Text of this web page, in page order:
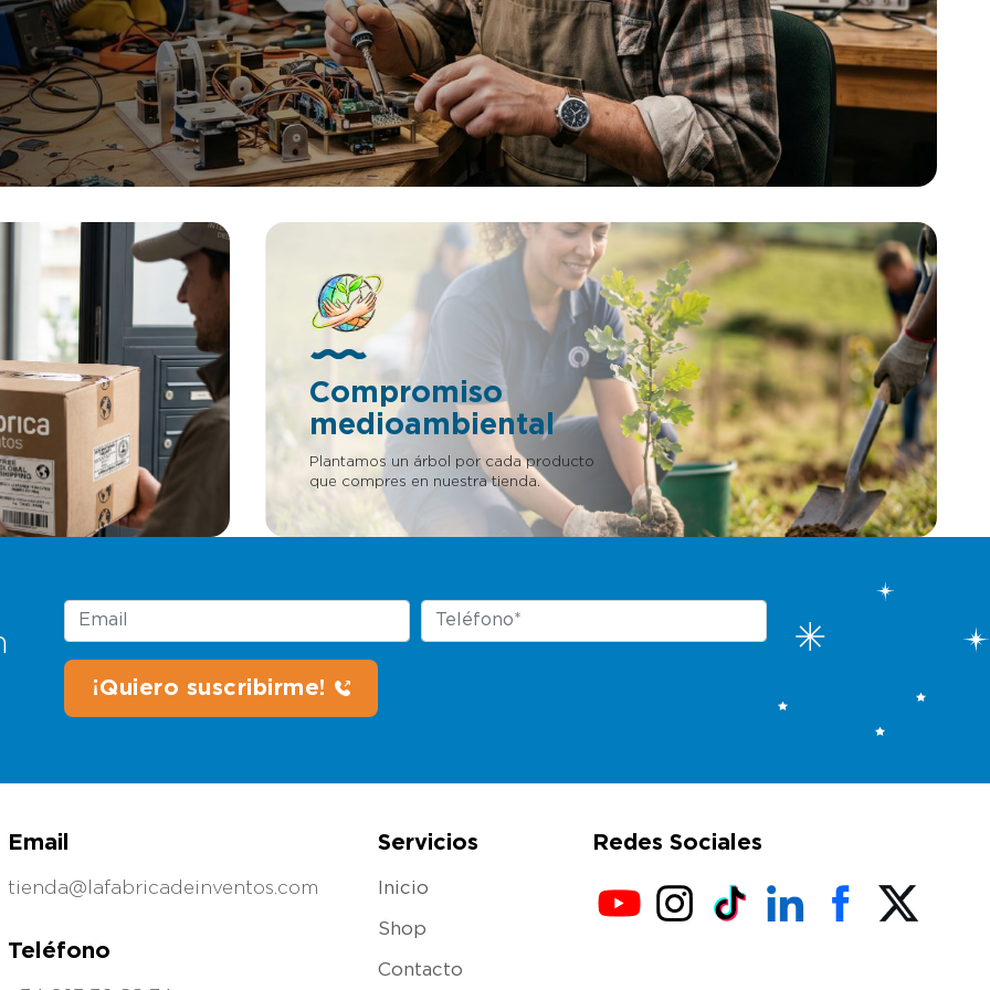
hace falta que tengas
ni estudios previos. Solo 30
ganas de aprender.
teléfono móvil y por el otro extremo el
amarre se engancha a las propias ropas
del usuario o a cualquier otro lugar, de
forma que si alguien intenta sustraer el
móvil no podrá al estar amarrado.
Ofrece una perfecta sujeción, en un
principio diseñada para cinturones y a
las trabillas del pantalón, pero
extrapolable a donde el usuario quiera
o necesite. Si eres Empresario/inversor
esta es tu oportunidad. Puedes invertir
adelantar dinero. Si quieres más
información de esta patente, llámanos o
mándanos un Whatsapp al +34 623 30
88 74, nuestro email es
tienda@lafabricadeinventos.com.
Somos muy accesibles, cercanos y
damos cientos de facilidades a
empresarios e inversores para invertir
en nuestra patentes. LLÁMANOS
SuitCloset Elevador de Equipaje, facilita
la manipulación del contenido a una
altura mas acorde y con menos
esfuerzos. Si deseas más información de
esta inversión ESCRÍBENOS EN ESTE
CHAT o llámanos. Si eres
Empresario/inversor esta es tu
oportunidad. Puedes invertir en
proyectos patentados sin tener que
adelantar dinero. Si quieres más
información de esta patente, llámanos o
88 74, nuestro email
es tienda@lafabricadeinventos.com.
Somos muy accesibles, cercanos y
damos cientos de facilidades a
empresarios e inversores para invertir
Compromiso
medioambiental
Plantamos un árbol por cada producto
que compres en nuestra tienda.
Email
tienda@lafabricadeinventos.com
Teléfono
Servicios
Inicio
Shop
Contacto
Redes Sociales